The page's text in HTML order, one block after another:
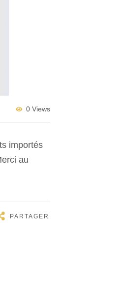
0 Views
importés
au
PARTAGER